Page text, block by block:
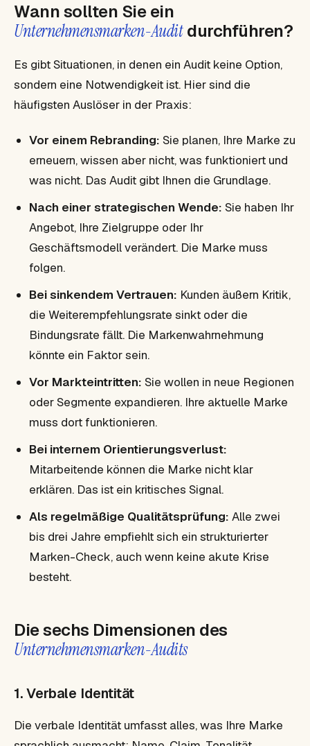
Wann sollten Sie ein
Unternehmensmarken-Auditdurchführen?
Es gibt Situationen, in denen ein Audit keine Option,
sondern eine Notwendigkeit ist. Hier sind die
häufigsten Auslöser in der Praxis:
Vor einem Rebranding: Sie planen, Ihre Marke zu
erneuern, wissen aber nicht, was funktioniert und
was nicht. Das Audit gibt Ihnen die Grundlage.
Nach einer strategischen Wende: Sie haben Ihr
Angebot, Ihre Zielgruppe oder Ihr
Geschäftsmodell verändert. Die Marke muss
folgen.
Bei sinkendem Vertrauen: Kunden äußern Kritik,
die Weiterempfehlungsrate sinkt oder die
Bindungsrate fällt. Die Markenwahrnehmung
könnte ein Faktor sein.
Vor Markteintritten: Sie wollen in neue Regionen
oder Segmente expandieren. Ihre aktuelle Marke
muss dort funktionieren.
Bei internem Orientierungsverlust:
Mitarbeitende können die Marke nicht klar
erklären. Das ist ein kritisches Signal.
Als regelmäßige Qualitätsprüfung: Alle zwei
bis drei Jahre empfiehlt sich ein strukturierter
Marken-Check, auch wenn keine akute Krise
besteht.
Die sechs Dimensionen des
Unternehmensmarken-Audits
1. Verbale Identität
Die verbale Identität umfasst alles, was Ihre Marke